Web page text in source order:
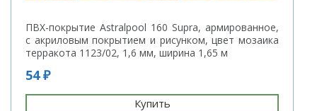
ПВХ-покрытие Astralpool 160 Supra, армированное,
с акриловым покрытием и рисунком, цвет мозаика
терракота 1123/02, 1,6 мм, ширина 1,65 м
54 ₽
Купить